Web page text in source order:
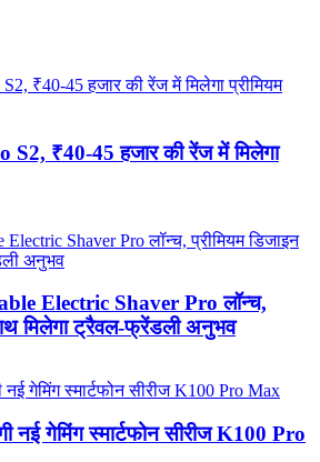
S2, ₹40-45 हजार की रेंज में मिलेगा
Electric Shaver Pro लॉन्च,
मिलेगा ट्रैवल-फ्रेंडली अनुभव
नई गेमिंग स्मार्टफोन सीरीज K100 Pro